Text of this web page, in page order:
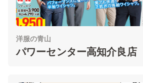
洋服の青山
パワーセンター高知介良店